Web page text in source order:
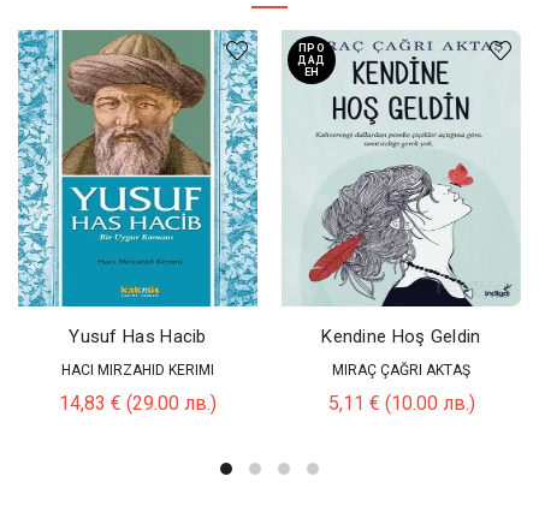
Yusuf Has Hacib
HACI MIRZAHID KERIMI
14,83 € (29.00 лв.)
ПРО
ДАД
ЕН
Kendine Hoş Geldin
MIRAÇ ÇAĞRI AKTAŞ
5,11 € (10.00 лв.)